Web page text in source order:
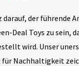
darauf, der führende
Deal Toys zu sein,
wird. Unser
Nachhaltigkeit